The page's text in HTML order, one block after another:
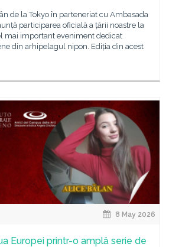
de la Tokyo în parteneriat cu Ambasada
participarea oficială a țării noastre la
mai important eveniment dedicat
din arhipelagul nipon. Ediția din acest
8 May 2026
Europei printr-o amplă serie de